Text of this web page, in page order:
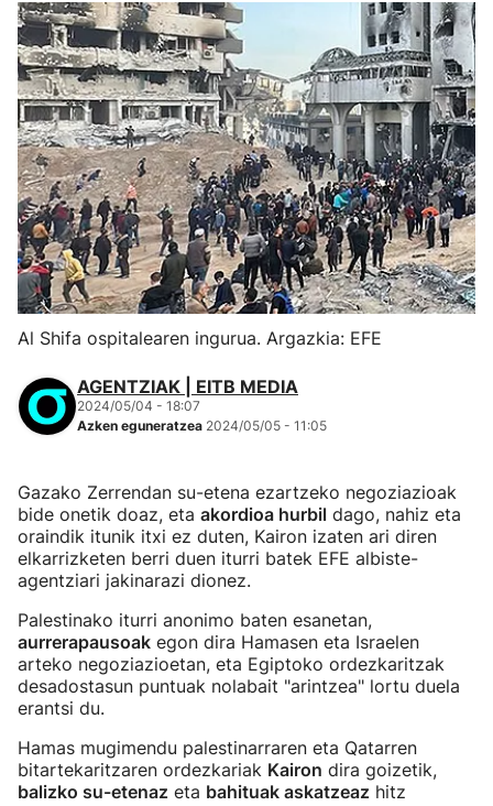
Al Shifa ospitalearen ingurua. Argazkia: EFE
AGENTZIAK | EITB MEDIA
2024/05/04 - 18:07
Azken eguneratzea 2024/05/05 - 11:05
Gazako Zerrendan su-etena ezartzeko negoziazioak
bide onetik doaz, eta akordioa hurbil dago, nahiz eta
oraindik itunik itxi ez duten, Kairon izaten ari diren
elkarrizketen berri duen iturri batek EFE albiste-
agentziari jakinarazi dionez.
Palestinako iturri anonimo baten esanetan,
aurrerapausoak egon dira Hamasen eta Israelen
arteko negoziazioetan, eta Egiptoko ordezkaritzak
desadostasun puntuak nolabait "arintzea" lortu duela
erantsi du.
Hamas mugimendu palestinarraren eta Qatarren
bitartekaritzaren ordezkariak Kairon dira goizetik,
balizko su-etenaz eta bahituak askatzeaz hitz